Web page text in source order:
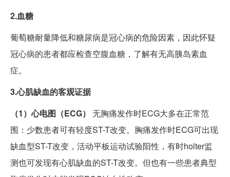
2.血糖
葡萄糖耐量降低和糖尿病是冠心病的危险因素，因此怀疑
冠心病的患者都应检查空腹血糖，了解有无高胰岛素血
症。
3.心肌缺血的客观证据
（1）心电图（ECG） 无胸痛发作时ECG大多在正常范
围：少数患者可有轻度ST-T改变。胸痛发作时ECG可出现
缺血型ST-T改变，活动平板运动试验阳性，有时holter监
测也可发现有心肌缺血的ST-T改变。但也有一些患者典型